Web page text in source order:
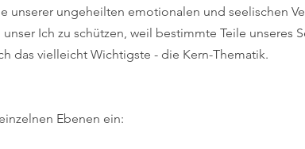
unserer ungeheilten emotionalen und seelischen
Ich zu schützen, weil bestimmte Teile unseres
das vielleicht Wichtigste - die Kern-Thematik.
Ebenen ein: